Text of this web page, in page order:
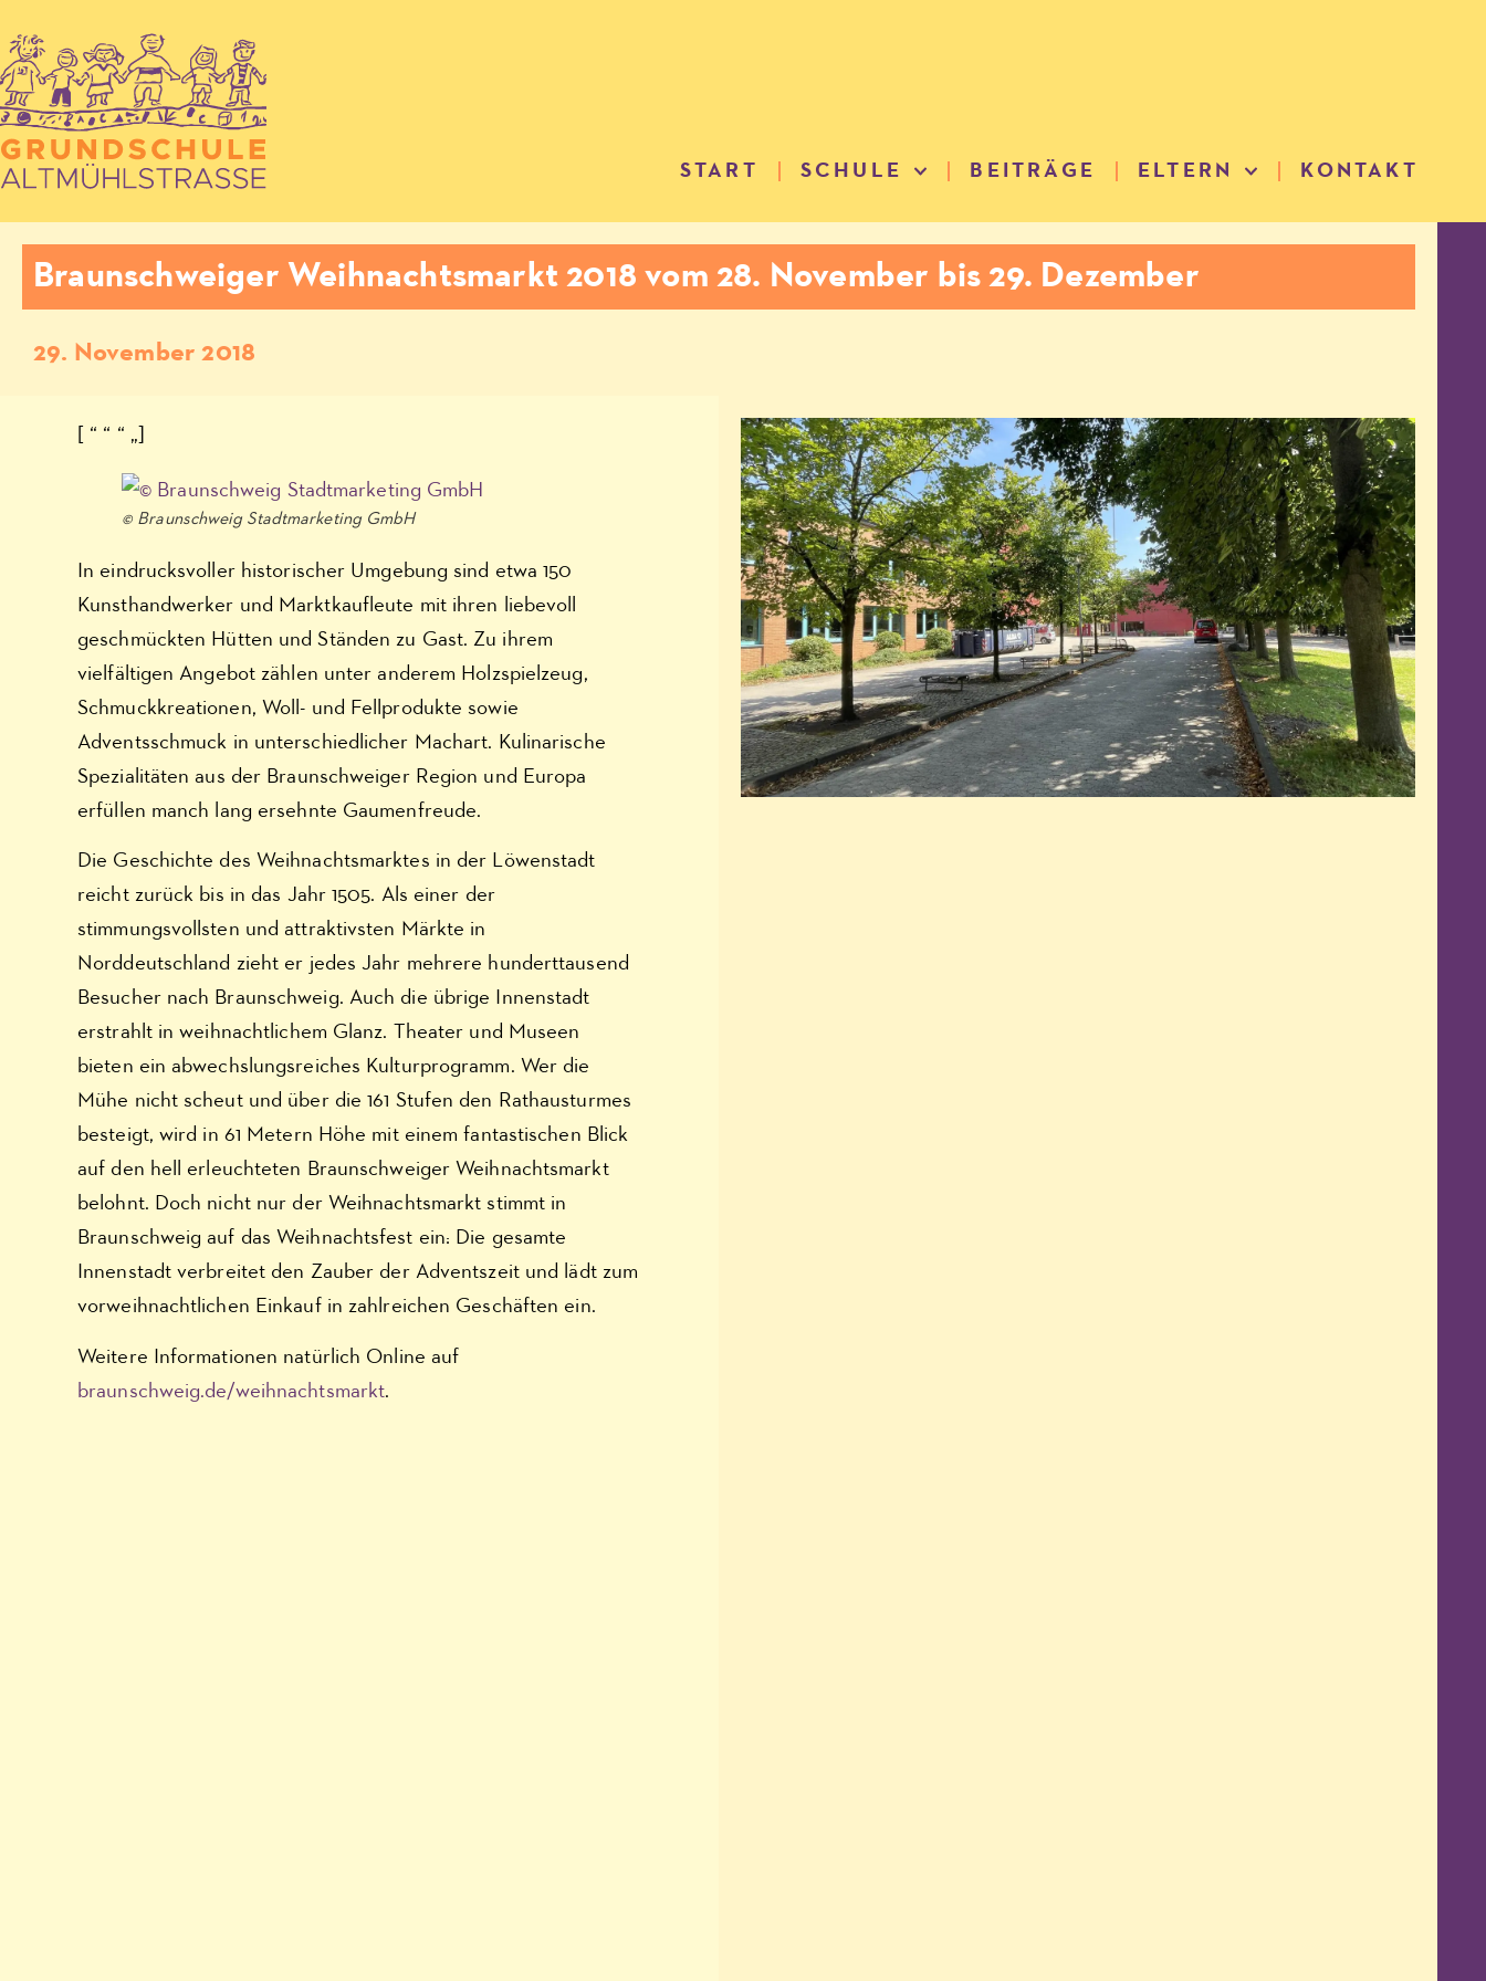
START SCHULE BEITRÄGE ELTERN KONTAKT
Braunschweiger Weihnachtsmarkt 2018 vom 28. November bis 29. Dezember
29. November 2018
[ “ “ “ „]
© Braunschweig Stadtmarketing GmbH
In eindrucksvoller historischer Umgebung sind etwa 150
Kunsthandwerker und Marktkaufleute mit ihren liebevoll
geschmückten Hütten und Ständen zu Gast. Zu ihrem
vielfältigen Angebot zählen unter anderem Holzspielzeug,
Schmuckkreationen, Woll- und Fellprodukte sowie
Adventsschmuck in unterschiedlicher Machart. Kulinarische
Spezialitäten aus der Braunschweiger Region und Europa
erfüllen manch lang ersehnte Gaumenfreude.
Die Geschichte des Weihnachtsmarktes in der Löwenstadt
reicht zurück bis in das Jahr 1505. Als einer der
stimmungsvollsten und attraktivsten Märkte in
Norddeutschland zieht er jedes Jahr mehrere hunderttausend
Besucher nach Braunschweig. Auch die übrige Innenstadt
erstrahlt in weihnachtlichem Glanz. Theater und Museen
bieten ein abwechslungsreiches Kulturprogramm. Wer die
Mühe nicht scheut und über die 161 Stufen den Rathausturmes
besteigt, wird in 61 Metern Höhe mit einem fantastischen Blick
auf den hell erleuchteten Braunschweiger Weihnachtsmarkt
belohnt. Doch nicht nur der Weihnachtsmarkt stimmt in
Braunschweig auf das Weihnachtsfest ein: Die gesamte
Innenstadt verbreitet den Zauber der Adventszeit und lädt zum
vorweihnachtlichen Einkauf in zahlreichen Geschäften ein.
Weitere Informationen natürlich Online auf
braunschweig.de/weihnachtsmarkt.